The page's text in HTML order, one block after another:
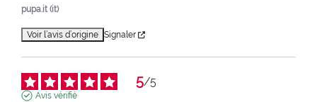
pupa.it (it)
Voir l’avis d’origine Signaler
5/5
Avis vérifié